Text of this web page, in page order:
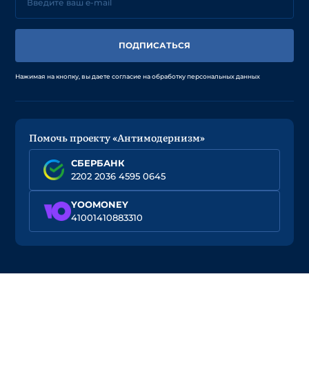
ПОДПИСАТЬСЯ
Нажимая на кнопку, вы даете согласие на обработку персональных данных
Помочь проекту «Антимодернизм»
СБЕРБАНК
2202 2036 4595 0645
YOOMONEY
41001410883310